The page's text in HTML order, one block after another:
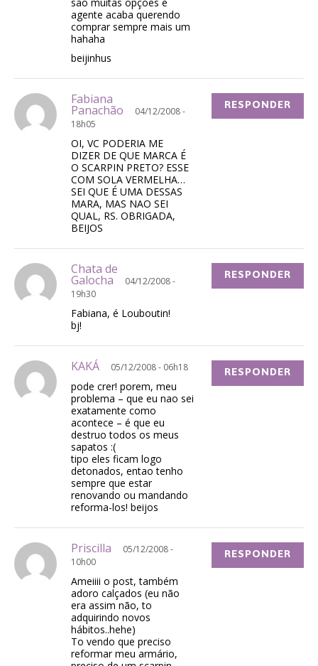
agente acaba querendo
comprar sempre mais um
hahaha
beijinhus
Fabiana
Panachão
04/12/2008 -
18h05
OI, VC PODERIA ME
DIZER DE QUE MARCA É
O SCARPIN PRETO? ESSE
COM SOLA VERMELHA…
SEI QUE É UMA DESSAS
MARA, MAS NAO SEI
QUAL, RS. OBRIGADA,
BEIJOS
RESPONDER
Chata de
Galocha
04/12/2008 -
19h30
Fabiana, é Louboutin!
bj!
RESPONDER
KAKÁ 05/12/2008 - 06h18
pode crer! porem, meu
problema – que eu nao sei
exatamente como
acontece – é que eu
destruo todos os meus
sapatos :(
tipo eles ficam logo
detonados, entao tenho
sempre que estar
renovando ou mandando
reforma-los! beijos
RESPONDER
Priscilla
05/12/2008 -
10h00
Ameiiii o post, também
adoro calçados (eu não
era assim não, to
adquirindo novos
hábitos..hehe)
To vendo que preciso
reformar meu armário,
RESPONDER